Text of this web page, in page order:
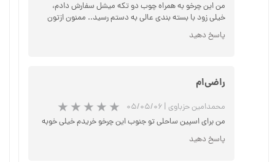
من این چرخو به همراه چوب دو تکه میشل سفارش دادم،
خیلی زود با بسته بندی عالی به دستم رسید.. ممنون ازتون
پاسخ دهید
راضی‌ام
محمدامین حزباوی | ۰۵/۰۵/۰۶
من برای اسپین ساحلی تو جنوب این چرخو خریدم خیلی خوبه
پاسخ دهید